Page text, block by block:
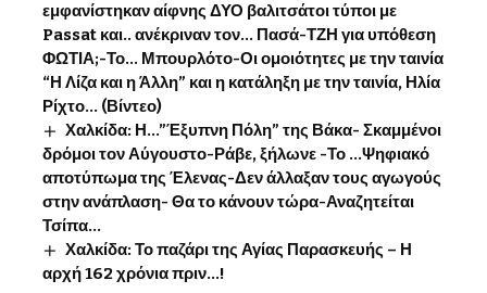
εμφανίστηκαν αίφνης ΔΥΟ βαλιτσάτοι τύποι με
Passat και.. ανέκριναν τον… Πασά-ΤΖΗ για υπόθεση
ΦΩΤΙΑ;-Το… Μπουρλότο-Οι ομοιότητες με την ταινία
“Η Λίζα και η Άλλη” και η κατάληξη με την ταινία, Ηλία
Ρίχτο… (Βίντεο)
Χαλκίδα: Η…”Έξυπνη Πόλη” της Βάκα- Σκαμμένοι
δρόμοι τον Αύγουστο-Ράβε, ξήλωνε -Το …Ψηφιακό
αποτύπωμα της Έλενας-Δεν άλλαξαν τους αγωγούς
στην ανάπλαση- Θα το κάνουν τώρα-Αναζητείται
Τσίπα…
Χαλκίδα: Το παζάρι της Αγίας Παρασκευής – Η
αρχή 162 χρόνια πριν…!